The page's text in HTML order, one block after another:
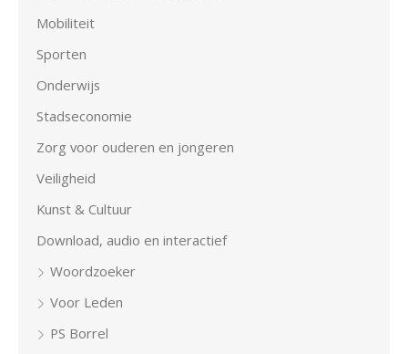
Mobiliteit
Sporten
Onderwijs
Stadseconomie
Zorg voor ouderen en jongeren
Veiligheid
Kunst & Cultuur
Download, audio en interactief
Woordzoeker
Voor Leden
PS Borrel